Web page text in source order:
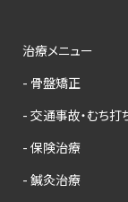
治療メニュー
- 骨盤矯正
- 交通事故・むち打
- 保険治療
- 鍼灸治療